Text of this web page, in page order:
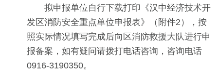
拟申报单位自行下载打印《汉中经济技术开
发区消防安全重点单位申报表》（附件2），按
照实际情况填写完成后向区消防救援大队进行申
报备案，如有疑问请拨打电话咨询，咨询电话
0916-3190350。